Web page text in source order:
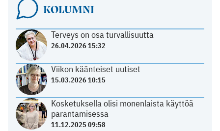
KOLUMNI
Terveys on osa turvallisuutta
26.04.2026 15:32
Viikon käänteiset uutiset
15.03.2026 10:15
Kosketuksella olisi monenlaista käyttöä
parantamisessa
11.12.2025 09:58